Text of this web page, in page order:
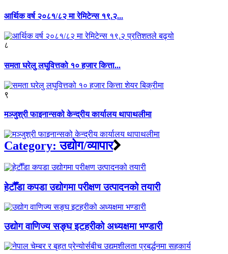
आर्थिक वर्ष २०८१/८२ मा रेमिटेन्स १९.२...
८
समता घरेलु लघुवित्तको १० हजार कित्ता...
९
मञ्जुश्री फाइनान्सको केन्द्रीय कार्यालय थापाथलीमा
Category:उद्योग/व्यापार
हेटौँडा कपडा उद्योगमा परीक्षण उत्पादनको तयारी
उद्योग वाणिज्य सङ्घ इटहरीको अध्यक्षमा भण्डारी